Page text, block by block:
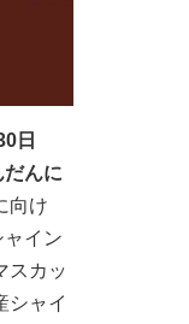
日
だんに
向け
イン
スカッ
シャイ